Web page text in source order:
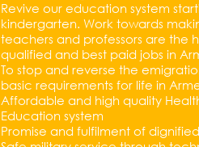
Revive our education system
kindergarten. Work towards
teachers and professors are the
qualified and best paid jobs in
To stop and reverse the
basic requirements for life in
Affordable and high quality
Education system
Promise and fulfilment of